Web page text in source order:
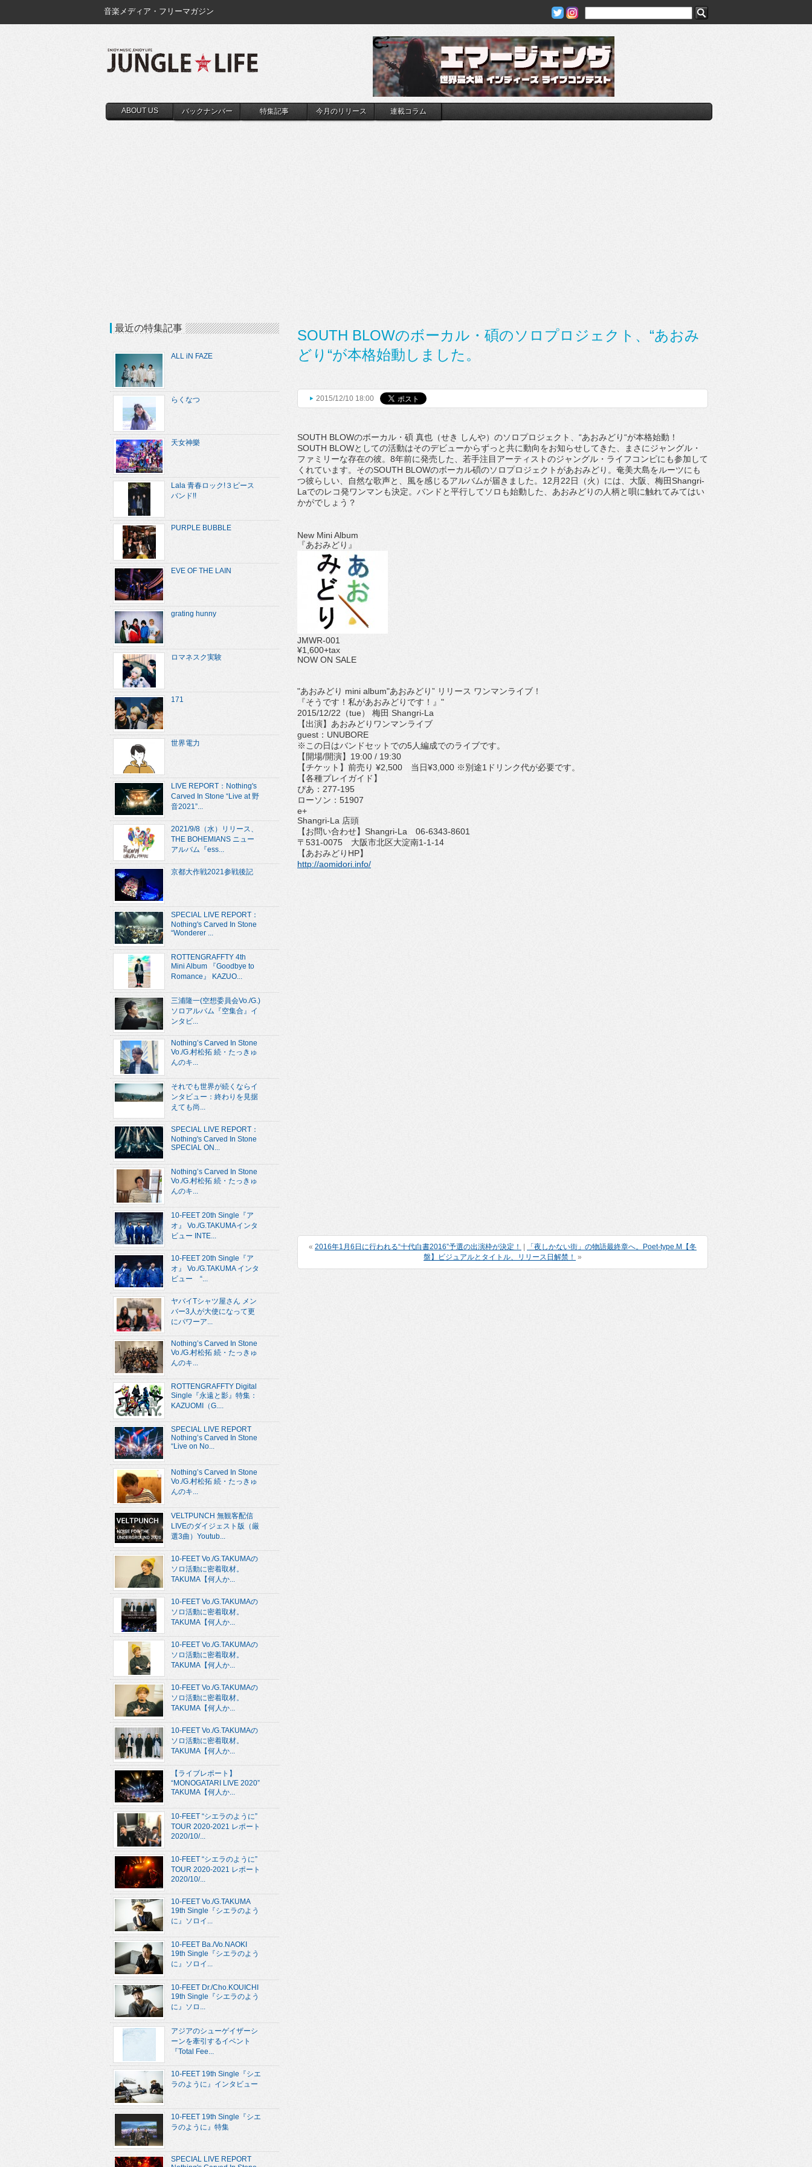
音楽メディア・フリーマガジン
ABOUT US バックナンバー 特集記事 今月のリリース 連載コラム
SOUTH BLOWのボーカル・碩のソロプロジェクト、“あおみ
どり“が本格始動しました。
2015/12/10 18:00
SOUTH BLOWのボーカル・碩 真也（せき しんや）のソロプロジェクト、“あおみどり“が本格始動！
SOUTH BLOWとしての活動はそのデビューからずっと共に動向をお知らせしてきた、まさにジャングル・
ファミリーな存在の彼。8年前に発売した、若手注目アーティストのジャングル・ライフコンピにも参加して
くれています。そのSOUTH BLOWのボーカル碩のソロプロジェクトがあおみどり。奄美大島をルーツにも
つ彼らしい、自然な歌声と、風を感じるアルバムが届きました。12月22日（火）には、大阪、梅田Shangri-
Laでのレコ発ワンマンも決定。バンドと平行してソロも始動した、あおみどりの人柄と唄に触れてみてはい
かがでしょう？
New Mini Album
『あおみどり』
JMWR-001
¥1,600+tax
NOW ON SALE
"あおみどり mini album"あおみどり” リリース ワンマンライブ！
『そうです！私があおみどりです！』"
2015/12/22（tue） 梅田 Shangri-La
【出演】あおみどりワンマンライブ
guest：UNUBORE
※この日はバンドセットでの5人編成でのライブです。
【開場/開演】19:00 / 19:30
【チケット】前売り ¥2,500 当日¥3,000 ※別途1ドリンク代が必要です。
【各種プレイガイド】
ぴあ：277-195
ローソン：51907
e+
Shangri-La 店頭
【お問い合わせ】Shangri-La 06-6343-8601
〒531-0075 大阪市北区大淀南1-1-14
【あおみどりHP】
http://aomidori.info/
« 2016年1月6日に行われる“十代白書2016”予選の出演枠が決定！
「夜しかない街」の物語最終章へ。Poet-type.M【冬
盤】ビジュアルとタイトル、リリース日解禁！ »
最近の特集記事
ALL iN FAZE
らくなつ
天女神樂
Lala 青春ロック!３ピース
バンド!!
PURPLE BUBBLE
EVE OF THE LAIN
grating hunny
ロマネスク実験
171
世界電力
LIVE REPORT：Nothing's
Carved In Stone “Live at 野
音2021”...
2021/9/8（水）リリース、
THE BOHEMIANS ニュー
アルバム『ess...
京都大作戦2021参戦後記
SPECIAL LIVE REPORT：
Nothing's Carved In Stone
“Wonderer ...
ROTTENGRAFFTY 4th
Mini Album 『Goodbye to
Romance』 KAZUO...
三浦隆一(空想委員会Vo./G.)
ソロアルバム『空集合』イ
ンタビ...
Nothing’s Carved In Stone
Vo./G.村松拓 続・たっきゅ
んのキ...
それでも世界が続くならイ
ンタビュー：終わりを見据
えても尚...
SPECIAL LIVE REPORT：
Nothing's Carved In Stone
SPECIAL ON...
Nothing’s Carved In Stone
Vo./G.村松拓 続・たっきゅ
んのキ...
10-FEET 20th Single『ア
オ』 Vo./G.TAKUMAインタ
ビュー INTE...
10-FEET 20th Single『ア
オ』 Vo./G.TAKUMA インタ
ビュー “...
ヤバイTシャツ屋さん メン
バー3人が大使になって更
にパワーア...
Nothing’s Carved In Stone
Vo./G.村松拓 続・たっきゅ
んのキ...
ROTTENGRAFFTY Digital
Single『永遠と影』特集：
KAZUOMI（G....
SPECIAL LIVE REPORT
Nothing’s Carved In Stone
“Live on No...
Nothing’s Carved In Stone
Vo./G.村松拓 続・たっきゅ
んのキ...
VELTPUNCH 無観客配信
LIVEのダイジェスト版（厳
選3曲）Youtub...
10-FEET Vo./G.TAKUMAの
ソロ活動に密着取材。
TAKUMA【何人か...
10-FEET Vo./G.TAKUMAの
ソロ活動に密着取材。
TAKUMA【何人か...
10-FEET Vo./G.TAKUMAの
ソロ活動に密着取材。
TAKUMA【何人か...
10-FEET Vo./G.TAKUMAの
ソロ活動に密着取材。
TAKUMA【何人か...
10-FEET Vo./G.TAKUMAの
ソロ活動に密着取材。
TAKUMA【何人か...
【ライブレポート】
“MONOGATARI LIVE 2020”
TAKUMA【何人か...
10-FEET “シエラのように”
TOUR 2020-2021 レポート
2020/10/...
10-FEET “シエラのように”
TOUR 2020-2021 レポート
2020/10/...
10-FEET Vo./G.TAKUMA
19th Single『シエラのよう
に』ソロイ...
10-FEET Ba./Vo.NAOKI
19th Single『シエラのよう
に』ソロイ...
10-FEET Dr./Cho.KOUICHI
19th Single『シエラのよう
に』ソロ...
アジアのシューゲイザーシ
ーンを牽引するイベント
『Total Fee...
10-FEET 19th Single『シエ
ラのように』インタビュー
10-FEET 19th Single『シエ
ラのように』特集
SPECIAL LIVE REPORT